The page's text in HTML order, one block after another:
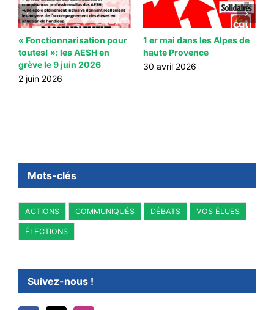
« Fonctionnarisation pour
toutes! »: les AESH en
grève le 9 juin 2026
2 juin 2026
1 er mai dans les Alpes de
haute Provence
30 avril 2026
Mots-clés
ACTIONS COMMUNIQUÉS DÉBATS VOS ÉLUES
ÉLECTIONS
Suivez-nous !